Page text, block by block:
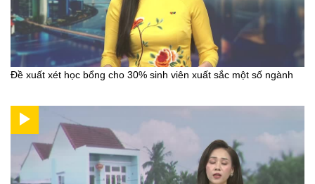
Đề xuất xét học bổng cho 30% sinh viên xuất sắc một số ngành